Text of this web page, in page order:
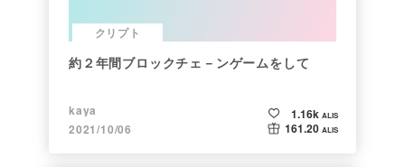
クリプト
約２年間ブロックチェ－ンゲームをして
kaya
2021/10/06
1.16k ALIS
161.20 ALIS